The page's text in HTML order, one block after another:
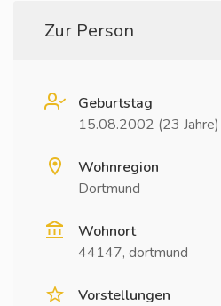
Zur Person
Geburtstag
15.08.2002 (23 Jahre)
Wohnregion
Dortmund
Wohnort
44147, dortmund
Vorstellungen